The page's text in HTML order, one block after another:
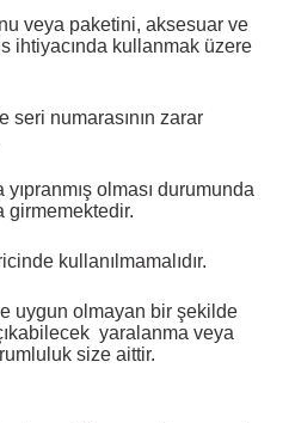
veya paketini, aksesuar ve
ihtiyacında kullanmak üzere
seri numarasının zarar
olması durumunda
girmemektedir.
kullanılmamalıdır.
uygun olmayan bir şekilde
yaralanma veya
size aittir.